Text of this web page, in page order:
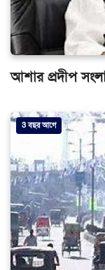
আশার প্রদীপ
3 বছর আগে